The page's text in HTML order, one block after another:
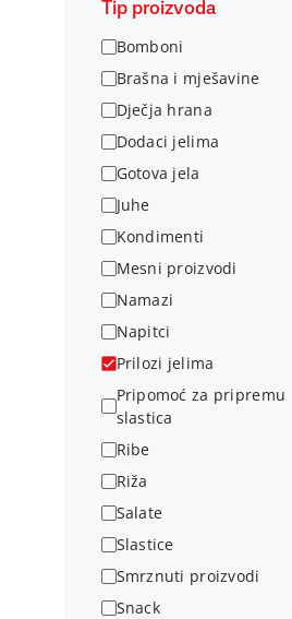
Tip proizvoda
Bomboni
Brašna i mješavine
Dječja hrana
Dodaci jelima
Gotova jela
Juhe
Kondimenti
Mesni proizvodi
Namazi
Napitci
Prilozi jelima
Pripomoć za pripremu
slastica
Ribe
Riža
Salate
Slastice
Smrznuti proizvodi
Snack